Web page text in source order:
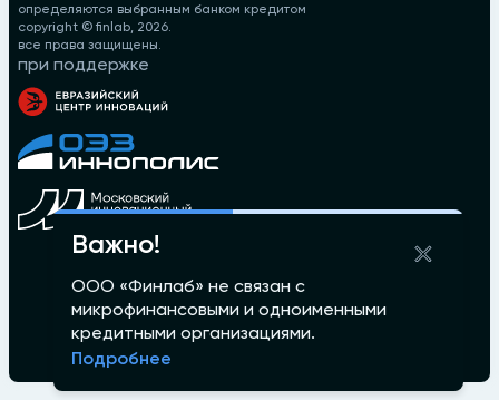
определяются выбранным банком кредитом
copyright © finlab, 2026.
все права защищены.
при поддержке
Важно!
ООО «Финлаб» не связан с
микрофинансовыми и одноименными
кредитными организациями.
Подробнее